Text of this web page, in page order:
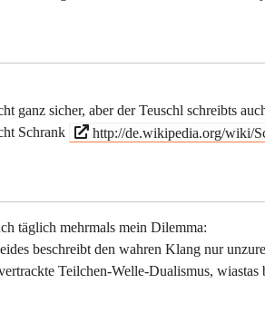
ganz sicher, aber der Teuschl schreibts
Schrank
http://de.wikipedia.org/wiki/
täglich mehrmals mein Dilemma:
beschreibt den wahren Klang nur
Teilchen-Welle-Dualismus, wiastas